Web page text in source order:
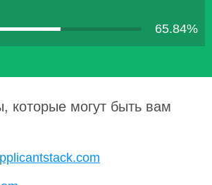
65.84%
которые могут быть вам